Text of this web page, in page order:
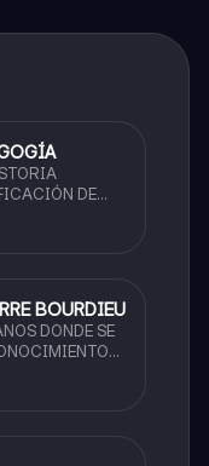
DE
BOURDIEU
DONDE SE